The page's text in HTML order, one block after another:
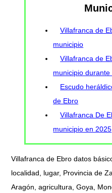
Villafranca de
municipio
Villafranca de
municipio durante
Escudo
de Ebro
Villafranca De
municipio en 2025
Villafranca de Ebro datos
localidad, lugar, Provincia de
Aragón, agricultura, Goya,